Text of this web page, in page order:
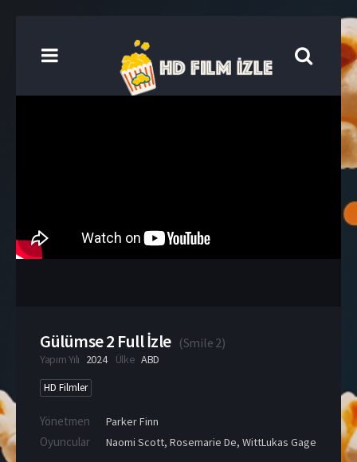
Gülümse 2 Full İzle (Smile 2)
Yapım Yılı 2024 Ülke ABD
HD Filmler
Yönetmen Parker Finn
Oyuncular Naomi Scott, Rosemarie De, WittLukas Gage